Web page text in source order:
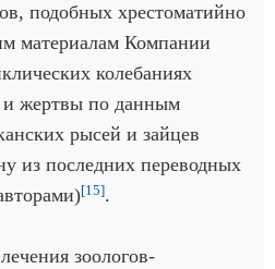
подобных хрестоматийно
материалам Компании
колебаниях
жертвы по данным
рысей и зайцев
из последних переводных
[15].
зоологов-